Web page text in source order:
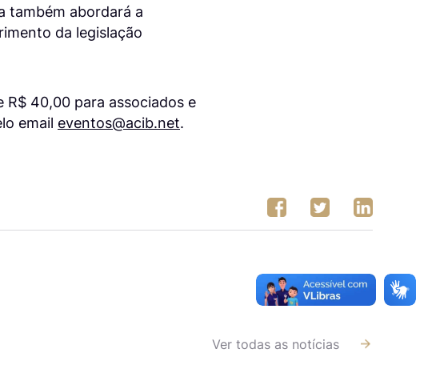
também abordará a
da legislação
40,00 para associados e
email eventos@acib.net.
Ver todas as notícias